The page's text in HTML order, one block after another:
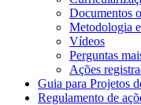
Documentos
Metodologia
Vídeos
Perguntas
Ações
Guia para Projetos
Regulamento de